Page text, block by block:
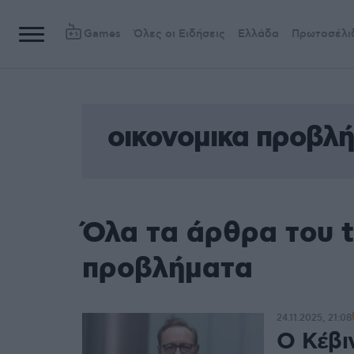
Games Όλες οι Ειδήσεις Ελλάδα
οικονομικα
Όλα τα άρθρα του
προβλήματα
Ο
24.11.2025, 21:08